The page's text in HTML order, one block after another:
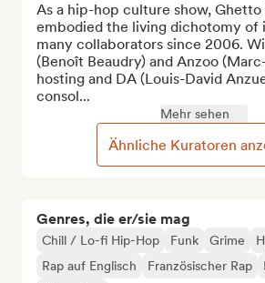
Genres, die er/sie mag
Chill / Lo-fi Hip-Hop Funk Grime
Rap auf Englisch
Französischer Rap
As a hip-hop culture show, Ghetto
embodied the living dichotomy of
many collaborators since 2006.
(Benoît Beaudry) and Anzoo
hosting and DA (Louis-David
consol...
Mehr sehen
Ähnliche Kuratoren